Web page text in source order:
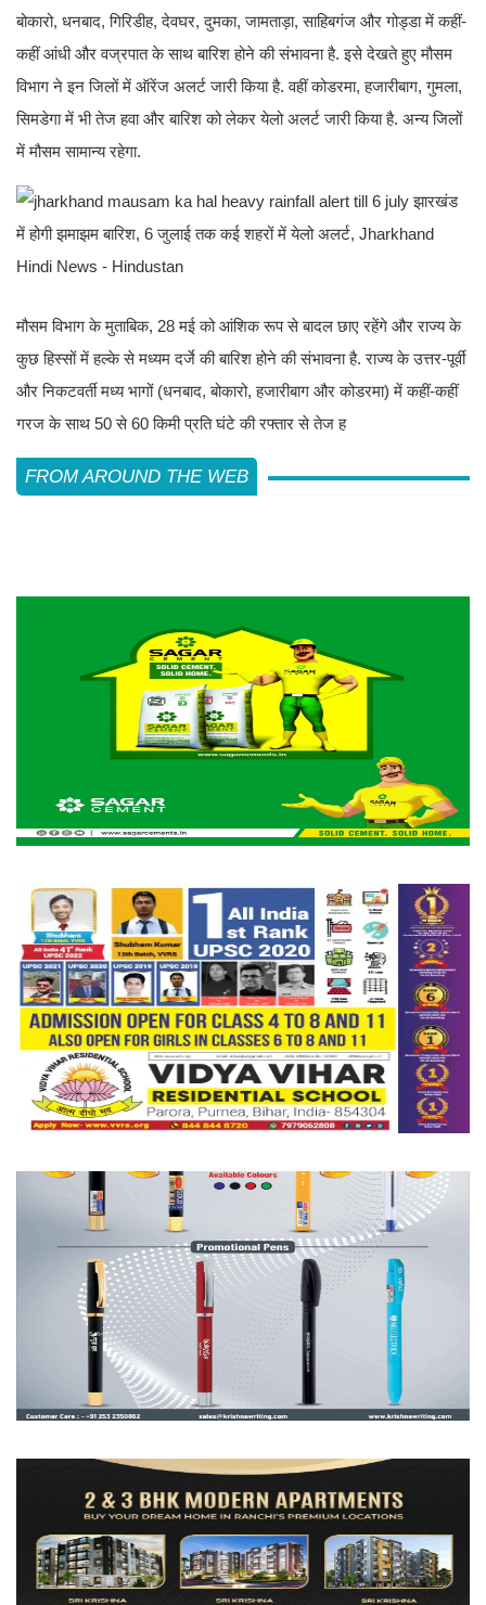
बोकारो, धनबाद, गिरिडीह, देवघर, दुमका, जामताड़ा, साहिबगंज और गोड्डा में कहीं-
कहीं आंधी और वज्रपात के साथ बारिश होने की संभावना है. इसे देखते हुए मौसम
विभाग ने इन जिलों में ऑरेंज अलर्ट जारी किया है. वहीं कोडरमा, हजारीबाग, गुमला,
सिमडेगा में भी तेज हवा और बारिश को लेकर येलो अलर्ट जारी किया है. अन्य जिलों
में मौसम सामान्य रहेगा.
मौसम विभाग के मुताबिक, 28 मई को आंशिक रूप से बादल छाए रहेंगे और राज्य के
कुछ हिस्सों में हल्के से मध्यम दर्जे की बारिश होने की संभावना है. राज्य के उत्तर-पूर्वी
और निकटवर्ती मध्य भागों (धनबाद, बोकारो, हजारीबाग और कोडरमा) में कहीं-कहीं
गरज के साथ 50 से 60 किमी प्रति घंटे की रफ्तार से तेज ह
FROM AROUND THE WEB